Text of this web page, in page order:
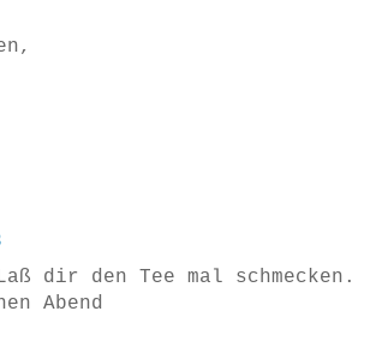
dir den Tee mal schmecken.
Abend